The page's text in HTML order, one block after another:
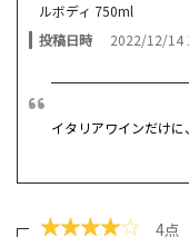
ルボディ 750ml
投稿日時
2022/12/14
イタリアワインだけ
★★★★☆ 4点